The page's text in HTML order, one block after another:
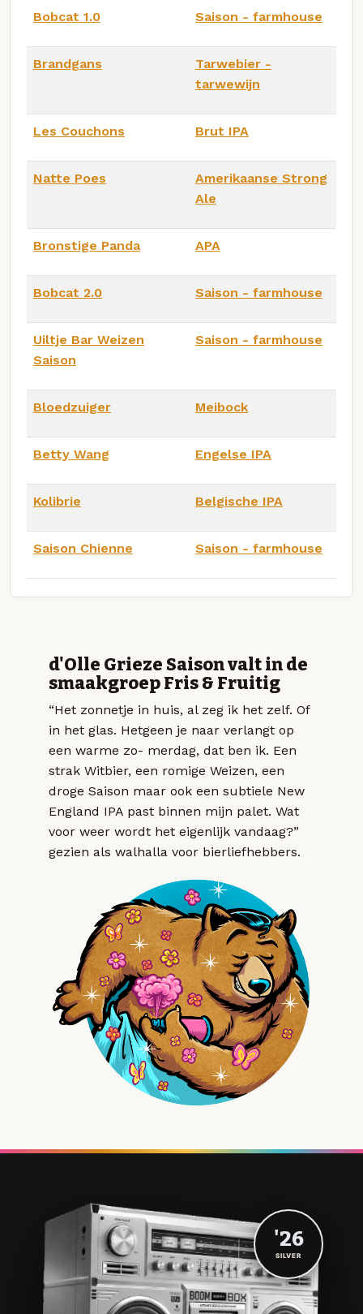
Bobcat 1.0 Saison - farmhouse
Brandgans
Tarwebier -
tarwewijn
Les Couchons Brut IPA
Natte Poes
Amerikaanse Strong
Ale
Bronstige Panda APA
Bobcat 2.0 Saison - farmhouse
Uiltje Bar Weizen
Saison
Saison - farmhouse
Bloedzuiger Meibock
Betty Wang Engelse IPA
Kolibrie Belgische IPA
Saison Chienne Saison - farmhouse
d'Olle Grieze Saison valt in de
smaakgroep Fris & Fruitig
“Het zonnetje in huis, al zeg ik het zelf. Of
in het glas. Hetgeen je naar verlangt op
een warme zo- merdag, dat ben ik. Een
strak Witbier, een romige Weizen, een
droge Saison maar ook een subtiele New
England IPA past binnen mijn palet. Wat
voor weer wordt het eigenlijk vandaag?”
gezien als walhalla voor bierliefhebbers.
'26
SILVER